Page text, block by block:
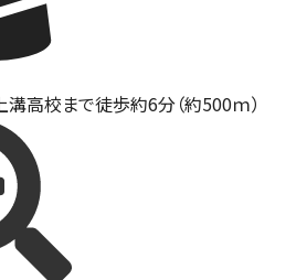
高校まで徒歩約6分（約500ｍ）